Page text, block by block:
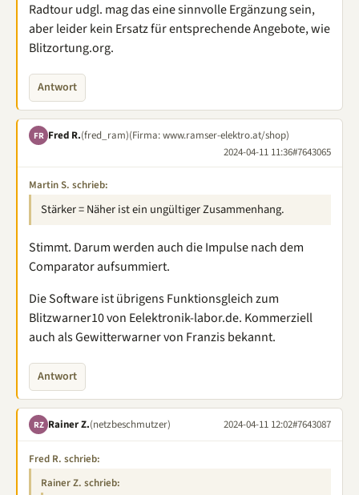
Radtour udgl. mag das eine sinnvolle Ergänzung sein,
aber leider kein Ersatz für entsprechende Angebote, wie
Blitzortung.org.
Antwort
FR Fred R.(fred_ram)(Firma: www.ramser-elektro.at/shop)
2024-04-11 11:36#7643065
Martin S. schrieb:
Stärker = Näher ist ein ungültiger Zusammenhang.
Stimmt. Darum werden auch die Impulse nach dem
Comparator aufsummiert.
Die Software ist übrigens Funktionsgleich zum
Blitzwarner10 von Eelektronik-labor.de. Kommerziell
auch als Gewitterwarner von Franzis bekannt.
Antwort
RZ Rainer Z.(netzbeschmutzer) 2024-04-11 12:02#7643087
Fred R. schrieb:
Rainer Z. schrieb: